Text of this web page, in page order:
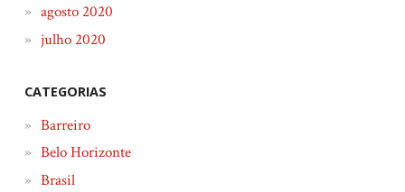
agosto 2020
julho 2020
CATEGORIAS
Barreiro
Belo Horizonte
Brasil